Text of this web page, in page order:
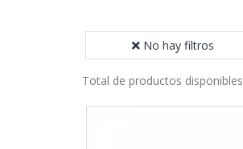
No hay filtros
Total de productos disponibles